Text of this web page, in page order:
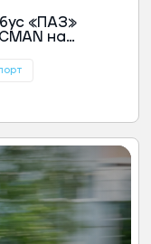
«ПАЗ»
на
ребенка.